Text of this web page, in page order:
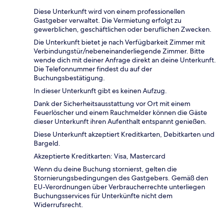
Diese Unterkunft wird von einem professionellen
Gastgeber verwaltet. Die Vermietung erfolgt zu
gewerblichen, geschäftlichen oder beruflichen Zwecken.
Die Unterkunft bietet je nach Verfügbarkeit Zimmer mit
Verbindungstür/nebeneinanderliegende Zimmer. Bitte
wende dich mit deiner Anfrage direkt an deine Unterkunft.
Die Telefonnummer findest du auf der
Buchungsbestätigung.
In dieser Unterkunft gibt es keinen Aufzug.
Dank der Sicherheitsausstattung vor Ort mit einem
Feuerlöscher und einem Rauchmelder können die Gäste
dieser Unterkunft ihren Aufenthalt entspannt genießen.
Diese Unterkunft akzeptiert Kreditkarten, Debitkarten und
Bargeld.
Akzeptierte Kreditkarten: Visa, Mastercard
Wenn du deine Buchung stornierst, gelten die
Stornierungsbedingungen des Gastgebers. Gemäß den
EU-Verordnungen über Verbraucherrechte unterliegen
Buchungsservices für Unterkünfte nicht dem
Widerrufsrecht.